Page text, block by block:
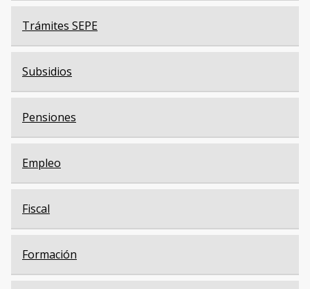
Trámites SEPE
Subsidios
Pensiones
Empleo
Fiscal
Formación